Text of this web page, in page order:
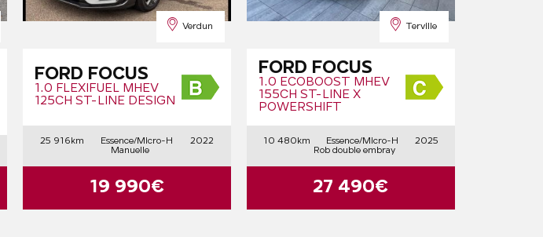
Verdun
FORD FOCUS
1.0 FLEXIFUEL MHEV
125CH ST-LINE DESIGN
25 916km Essence/Micro-H
2022
Manuelle
19 990€
Terville
FORD FOCUS
1.0 ECOBOOST MHEV
155CH ST-LINE X
POWERSHIFT
10 480km Essence/Micro-H
2025
Rob double embray
27 490€